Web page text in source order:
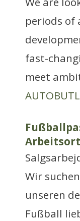
periods of
fast-
meet
Wir
unseren
Fußball